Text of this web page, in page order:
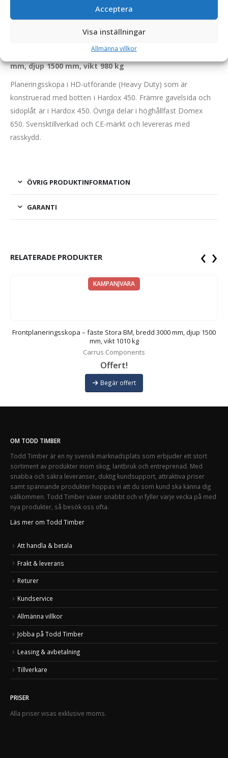
Acceptera
Visa inställningar
Allmänna villkor
BESKRIVNING
Frontplaneringsskopa HD – fäste Stora BM, bredd 2500
mm, djup 1500 mm, vikt 980 kg
Planeringsskopa i HD-utförande (Heavy Duty) som är
konstruerad med botten i Hardox 450. Främre gavelsida och
sidoplåt är i Hardox 450. Övriga delar i höghållfast Domex
650. Svensktillverkad och CE-märkt och levereras med
rasskydd.
ÖVRIG PRODUKTINFORMATION
GARANTI
RELATERADE PRODUKTER
KAMPANJVARA
Frontplaneringsskopa – fäste Stora BM, bredd 3000 mm, djup 1500
mm, vikt 1010 kg
Carrus Components
Offert!
Begär offert
‹ ›
OM TODD TIMBER
Todd Timber är en ny svensk marknadsplats som erbjuder ett stort
sortiment av produkter inom skog, lantbruk och entreprenad. Med
snabba och säkra leveranser, duktig kundsupport, attraktiva priser
samt spännande produkter hoppas vi att du som kund ska känna dig
välkommen. Todd Timber växer snabbt och vi fyller varje vecka på med
nya produkter, så besök oss ofta.
Läs mer om Todd Timber
Att handla & betala
Frakt & leverans
Returer
Kundservice
Allmänna villkor
Jobba på Todd Timber
Leasing & avbetalning
Tillverkare
PRISER
Alla priser visas exklusive moms.